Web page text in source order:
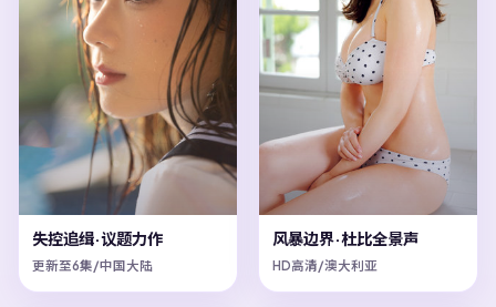
失控追缉·议题力作
更新至6集/中国大陆
风暴边界·杜比全景声
HD高清/澳大利亚